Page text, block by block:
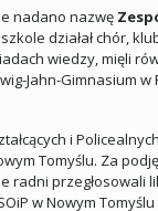
nadano nazwę
działał chór,
wiedzy, mięli
Jahn-Gimnasium
i
Tomyślu. Za
radni przegłosowali
w Nowym